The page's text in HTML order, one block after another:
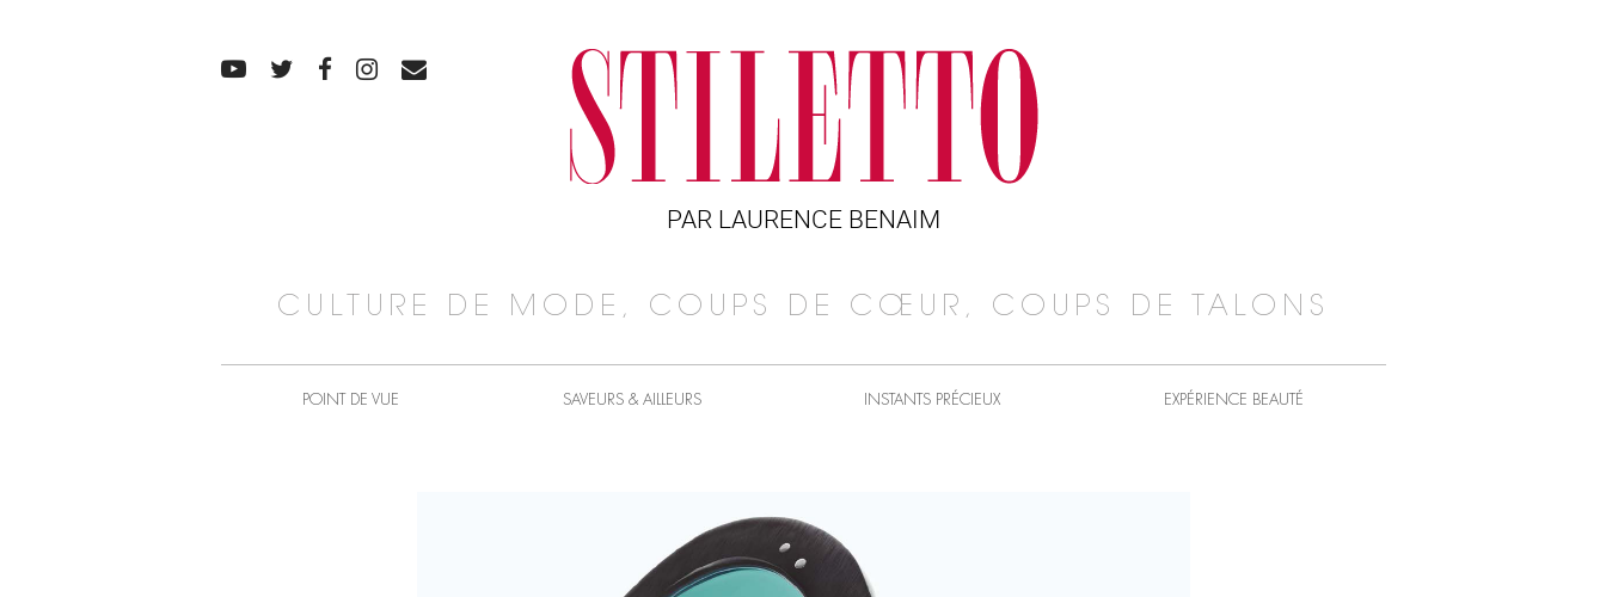
PAR LAURENCE BENAIM
CULTURE DE MODE, COUPS DE CŒUR, COUPS DE TALONS
POINT DE VUE SAVEURS & AILLEURS INSTANTS PRÉCIEUX EXPÉRIENCE BEAUTÉ